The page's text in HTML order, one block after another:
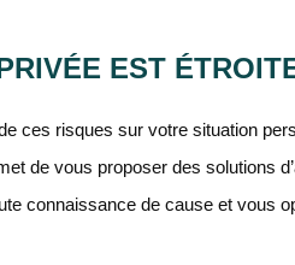
EST
ces risques sur votre situation
de vous proposer des solutions
connaissance de cause et vous